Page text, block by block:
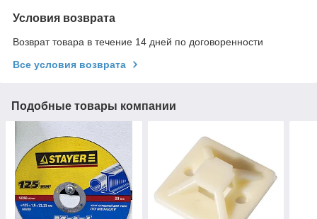
Условия возврата
Возврат товара в течение 14 дней по договоренности
Все условия возврата
Подобные товары компании